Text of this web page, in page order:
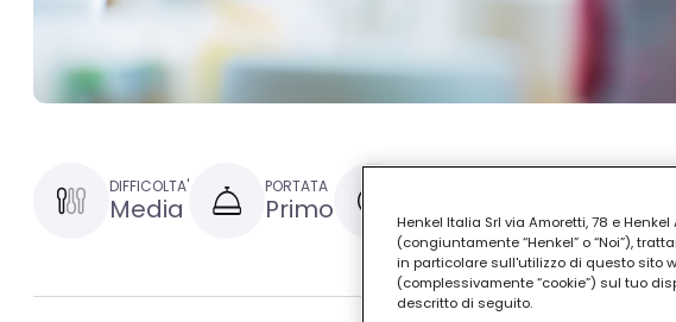
DIFFICOLTA'
Media
PORTATA
Primo 1 ora e 30
Henkel Italia Srl via Amoretti, 78 e
(congiuntamente “Henkel” o “Noi”),
in particolare sull'utilizzo di questo sito
(complessivamente “cookie”) sul tuo
descritto di seguito.